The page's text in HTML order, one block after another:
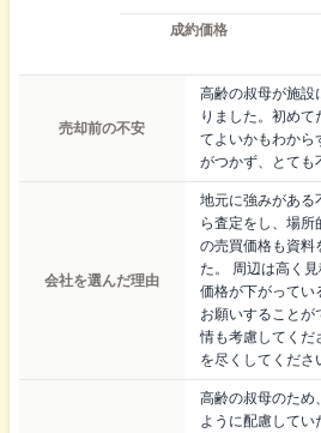
成約価格
売却前の不安
高齢の叔母が施設
りました。初め
てよいかもわから
がつかず、とても
会社を選んだ理由
地元に強みがある
ら査定をし、場
の売買価格も資料
た。 周辺は高く
価格が下がってい
お願いすることが
情も考慮してくだ
を尽くしてくださ
高齢の叔母のため
ように配慮してい